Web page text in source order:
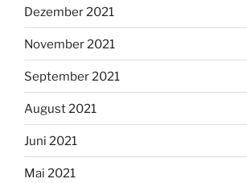
Dezember 2021
November 2021
September 2021
August 2021
Juni 2021
Mai 2021